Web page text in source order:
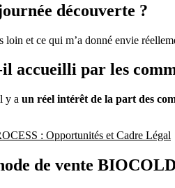
découverte ?
loin et ce qui m’a donné envie
accueilli par les
y a un réel intérêt de la part des
: Opportunités et Cadre Légal
de vente